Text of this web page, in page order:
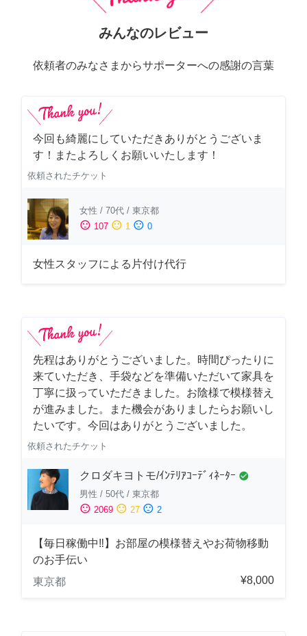
みんなのレビュー
依頼者のみなさまからサポーターへの感謝の言葉
今回も綺麗にしていただきありがとうございま
す！またよろしくお願いいたします！
依頼されたチケット
女性 / 70代 / 東京都
sentiment_satisfied 107 sentiment_neutral 1 sentiment_dissatisfied 0
女性スタッフによる片付け代行
先程はありがとうございました。時間ぴったりに
来ていただき、手袋などを準備いただいて家具を
丁寧に扱っていただきました。お陰様で模様替え
が進みました。また機会がありましたらお願いし
たいです。今回はありがとうございました。
依頼されたチケット
クロダキヨトモ/ｲﾝﾃﾘｱｺｰﾃﾞｨﾈｰﾀｰ check_circle
男性 / 50代 / 東京都
sentiment_satisfied 2069 sentiment_neutral 27 sentiment_dissatisfied 2
【毎日稼働中‼︎】お部屋の模様替えやお荷物移動
のお手伝い
東京都
¥8,000